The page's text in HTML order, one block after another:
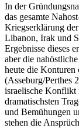
In der
das gesamte
Kriegserklärung
Libanon, Irak und
Ergebnisse dieses
aber die
heute die
(Asseburg/Perthes
israelische Konflikt
dramatischsten
und Bemühungen
stehen die